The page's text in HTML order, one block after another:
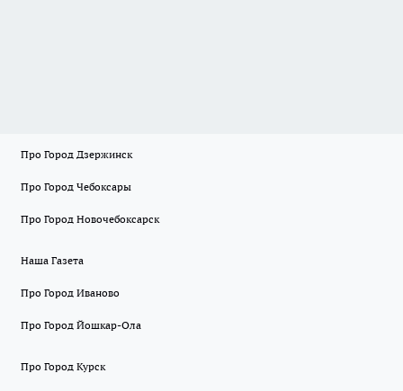
Про Город Дзержинск
Про Город Чебоксары
Про Город Новочебоксарск
Наша Газета
Про Город Иваново
Про Город Йошкар-Ола
Про Город Курск